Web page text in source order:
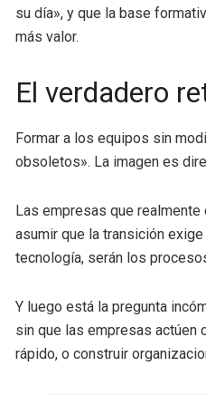
su día», y que la base
más valor.
El verdadero
Formar a los equipos sin
obsoletos». La imagen es
Las empresas que
asumir que la transición
tecnología, serán los
Y luego está la pregunta
sin que las empresas actúen
rápido, o construir